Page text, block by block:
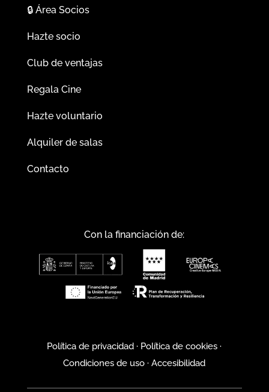
🔒Área Socios
Hazte socio
Club de ventajas
Regala Cine
Hazte voluntario
Alquiler de salas
Contacto
Con la financiación de:
Política de privacidad · Política de cookies ·
Condiciones de uso ·Accesibilidad